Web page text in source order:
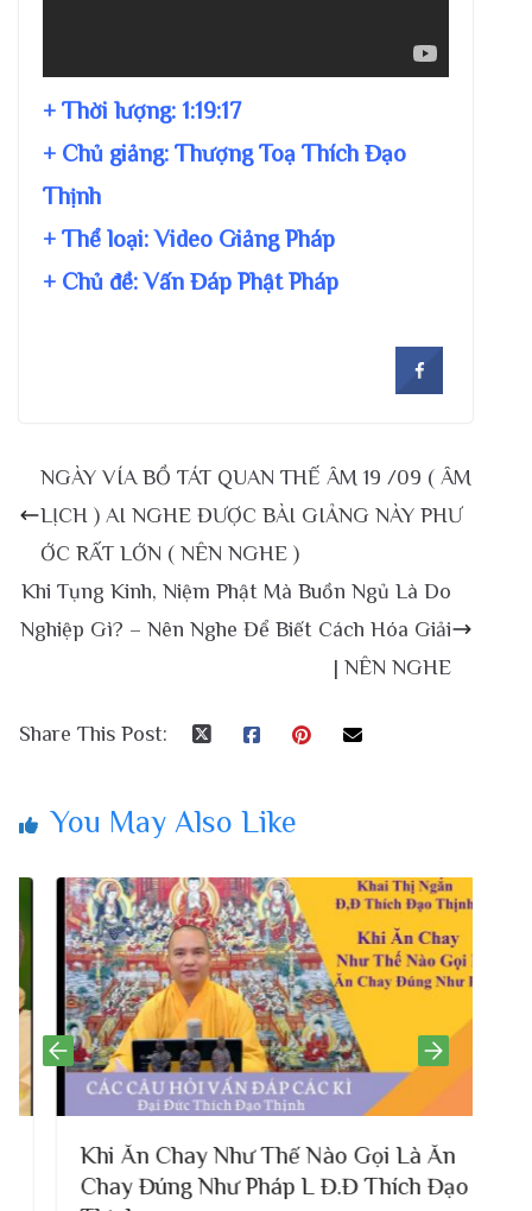
+ Thời lượng: 1:19:17
+ Chủ giảng: Thượng Toạ Thích Đạo
Thịnh
+ Thể loại: Video Giảng Pháp
+ Chủ đề:Vấn Đáp Phật Pháp
NGÀY VÍA BỒ TÁT QUAN THẾ ÂM 19 /09 ( ÂM
LỊCH ) AI NGHE ĐƯỢC BÀI GIẢNG NÀY PHƯ
ỚC RẤT LỚN ( NÊN NGHE )
Khi Tụng Kinh, Niệm Phật Mà Buồn Ngủ Là Do
Nghiệp Gì? – Nên Nghe Để Biết Cách Hóa Giải
| NÊN NGHE
Share This Post:
You May Also Like
Khi Ăn Chay Như Thế Nào Gọi Là Ăn
Chay Đúng Như Pháp L Đ.Đ Thích Đạo